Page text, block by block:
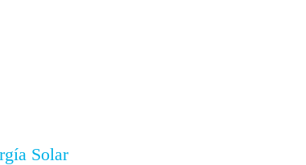
Solar